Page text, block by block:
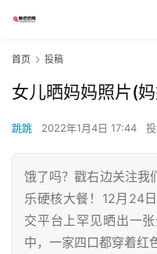
首页 投稿
女儿晒妈妈照片(
跳跳 2022年1月4日 17:44
饿了吗？戳右边关注我
乐硬核大餐！12月24
交平台上罕见晒出一
中，一家四口都穿着红